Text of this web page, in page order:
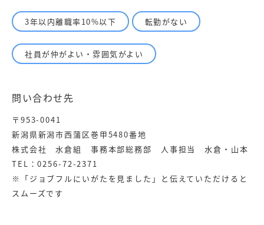
3年以内離職率10%以下 転勤がない
社員が仲がよい・雰囲気がよい
問い合わせ先
〒953-0041
新潟県新潟市西蒲区巻甲5480番地
株式会社 水倉組 事務本部総務部 人事担当 水倉・山本
TEL：0256-72-2371
※「ジョブフルにいがたを見ました」と伝えていただけると
スムーズです